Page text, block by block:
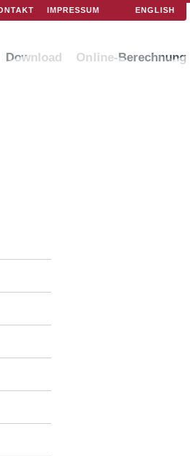
IMPRESSUM ENGLISH
Download Online-Berechnung